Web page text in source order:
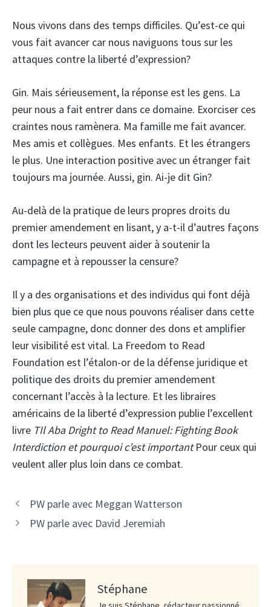
Nous vivons dans des temps difficiles. Qu’est-ce qui
vous fait avancer car nous naviguons tous sur les
attaques contre la liberté d’expression?
Gin. Mais sérieusement, la réponse est les gens. La
peur nous a fait entrer dans ce domaine. Exorciser ces
craintes nous ramènera. Ma famille me fait avancer.
Mes amis et collègues. Mes enfants. Et les étrangers
le plus. Une interaction positive avec un étranger fait
toujours ma journée. Aussi, gin. Ai-je dit Gin?
Au-delà de la pratique de leurs propres droits du
premier amendement en lisant, y a-t-il d’autres façons
dont les lecteurs peuvent aider à soutenir la
campagne et à repousser la censure?
Il y a des organisations et des individus qui font déjà
bien plus que ce que nous pouvons réaliser dans cette
seule campagne, donc donner des dons et amplifier
leur visibilité est vital. La Freedom to Read
Foundation est l’étalon-or de la défense juridique et
politique des droits du premier amendement
concernant l’accès à la lecture. Et les libraires
américains de la liberté d’expression publie l’excellent
livre TIl Aba Dright to Read Manuel: Fighting Book
Interdiction et pourquoi c’est importantPour ceux qui
veulent aller plus loin dans ce combat.
PW parle avec Meggan Watterson
PW parle avec David Jeremiah
Stéphane